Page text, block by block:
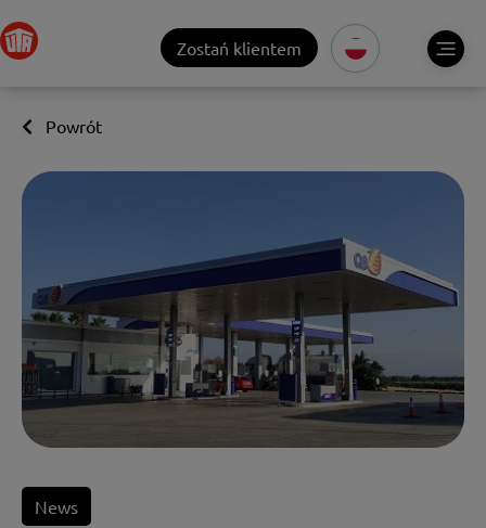
Zostań klientem
Powrót
News